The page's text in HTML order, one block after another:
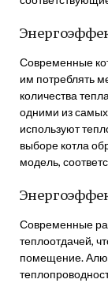
Современные
им потреблять
количества
одними из
используют
выборе котла
модель,
Современные
теплоотдачей,
помещение.